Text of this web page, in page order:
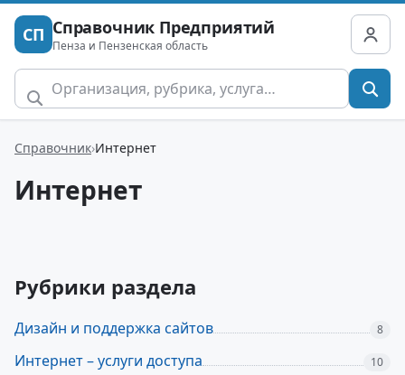
СП Справочник Предприятий
Пенза и Пензенская область
Справочник Интернет
Интернет
Рубрики раздела
Дизайн и поддержка сайтов 8
Интернет – услуги доступа 10